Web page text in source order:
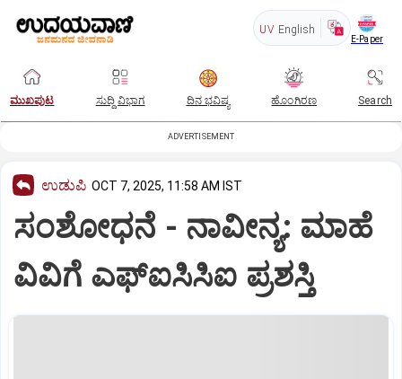
UV English
E-Paper
ಮುಖಪುಟ ಸುದ್ದಿ ವಿಭಾಗ ದಿನ ಭವಿಷ್ಯ ಹೊಂಗಿರಣ Search
ADVERTISEMENT
ಉಡುಪಿ OCT 7, 2025, 11:58 AM IST
ಸಂಶೋಧನೆ - ನಾವೀನ್ಯ: ಮಾಹೆ
ವಿವಿಗೆ ಎಫ್‌ಐಸಿಸಿಐ ಪ್ರಶಸ್ತಿ